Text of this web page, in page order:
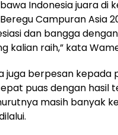
Indonesia juara di
Campuran Asia
dan bangga
kalian raih,” kata
juga berpesan kepada
puas dengan hasil
masih banyak